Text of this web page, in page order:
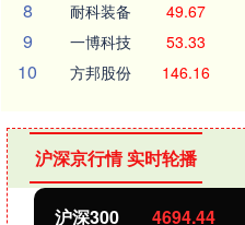
8 耐科装备 49.67
9 一博科技 53.33
10 方邦股份 146.16
沪深京行情 实时轮播
沪深300 4694.44